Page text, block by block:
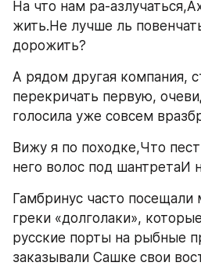
На что нам ра-
жить.Не лучше ль
дорожить?
А рядом другая компания,
перекричать первую,
голосила уже совсем
Вижу я по походке,Что
него волос под шантретаИ
Гамбринус часто посещали
греки «долголаки»,
русские порты на рыбные
заказывали Сашке свои